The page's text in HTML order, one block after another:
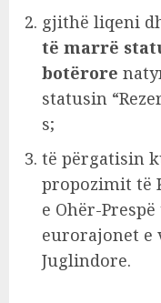
gjithë liqeni
të marrë
botërore
statusin
s;
të përgatisin
propozimit të
e Ohër-
eurorajonet e
Juglindore.